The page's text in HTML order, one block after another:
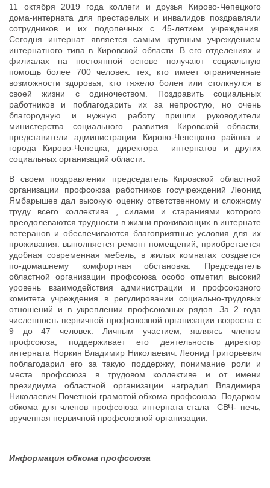
11 октября 2019 года коллеги и друзья Кирово-Чепецкого
дома-интерната для престарелых и инвалидов поздравляли
сотрудников и их подопечных с 45-летием учреждения.
Сегодня интернат является самым крупным учреждением
интернатного типа в Кировской области. В его отделениях и
филиалах на постоянной основе получают социальную
помощь более 700 человек: тех, кто имеет ограниченные
возможности здоровья, кто тяжело болен или столкнулся в
своей жизни с одиночеством. Поздравить социальных
работников и поблагодарить их за непростую, но очень
благородную и нужную работу пришли руководители
министерства социального развития Кировской области,
представители администрации Кирово-Чепецкого района и
города Кирово-Чепецка, директора интернатов и других
социальных организаций области.
В своем поздравлении председатель Кировской областной
организации профсоюза работников госучреждений Леонид
Ямбарышев дал высокую оценку ответственному и сложному
труду всего коллектива , силами и стараниями которого
преодолеваются трудности в жизни проживающих в интернате
ветеранов и обеспечиваются благоприятные условия для их
проживания: выполняется ремонт помещений, приобретается
удобная современная мебель, в жилых комнатах создается
по-домашнему комфортная обстановка. Председатель
областной организации профсоюза особо отметил высокий
уровень взаимодействия администрации и профсоюзного
комитета учреждения в регулировании социально-трудовых
отношений и в укреплении профсоюзных рядов. За 2 года
численность первичной профсоюзной организации возросла с
9 до 47 человек. Личным участием, являясь членом
профсоюза, поддерживает его деятельность директор
интерната Норкин Владимир Николаевич. Леонид Григорьевич
поблагодарил его за такую поддержку, понимание роли и
места профсоюза в трудовом коллективе и от имени
президиума областной организации наградил Владимира
Николаевич Почетной грамотой обкома профсоюза. Подарком
обкома для членов профсоюза интерната стала СВЧ- печь,
врученная первичной профсоюзной организации.
Информация обкома профсоюза